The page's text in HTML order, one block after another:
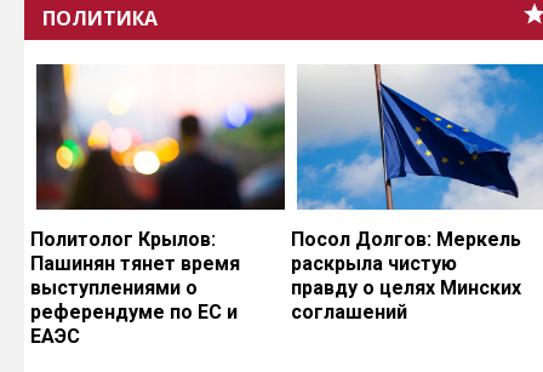
ПОЛИТИКА
Политолог Крылов:
Пашинян тянет время
выступлениями о
референдуме по ЕС и
ЕАЭС
Посол Долгов: Меркель
раскрыла чистую
правду о целях Минских
соглашений